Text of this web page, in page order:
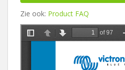
Zie ook: Product FAQ